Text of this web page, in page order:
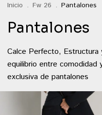
Inicio . Fw 26 . Pantalones
Pantalones
Calce Perfecto,
equilibrio entre comodidad
exclusiva de pantalones